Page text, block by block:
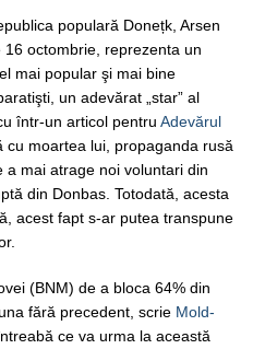
populară Donețk, Arsen
16 octombrie, reprezenta un
mai popular şi mai bine
un adevărat „star” al
într-un articol pentru Adevărul
cu moartea lui, propaganda rusă
a mai atrage noi voluntari din
din Donbas. Totodată, acesta
acest fapt s-ar putea transpune
(BNM) de a bloca 64% din
fără precedent, scrie Mold-
ce va urma la această